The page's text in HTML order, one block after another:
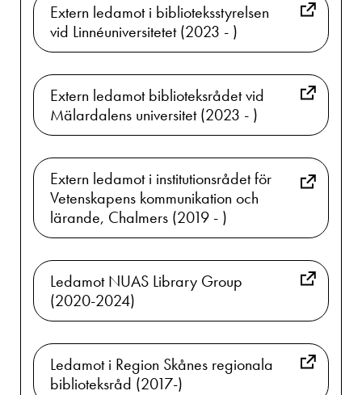
Extern ledamot i biblioteksstyrelsen
vid Linnéuniversitetet (2023 - )
Extern ledamot biblioteksrådet vid
Mälardalens universitet (2023 - )
Extern ledamot i institutionsrådet för
Vetenskapens kommunikation och
lärande, Chalmers (2019 - )
Ledamot NUAS Library Group
(2020-2024)
Ledamot i Region Skånes regionala
biblioteksråd (2017-)